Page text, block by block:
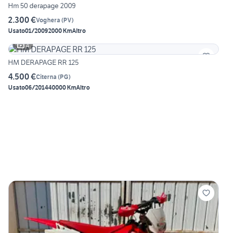
Hm 50 derapage 2009
2.300 €Voghera (PV)
Usato01/20092000 KmAltro
4
HM DERAPAGE RR 125
4.500 €Citerna (PG)
Usato06/201440000 KmAltro